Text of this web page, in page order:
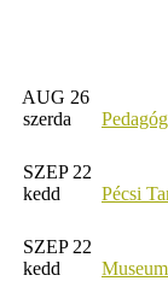
AUG 26
szerda
SZEP 22
kedd
Pécsi
SZEP 22
kedd